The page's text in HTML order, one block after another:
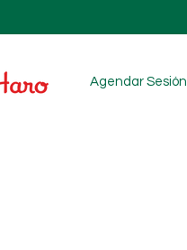
Agendar Sesión